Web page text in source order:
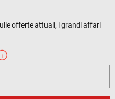
offerte attuali, i grandi affari